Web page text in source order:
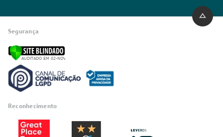
Segurança
Reconhecimento